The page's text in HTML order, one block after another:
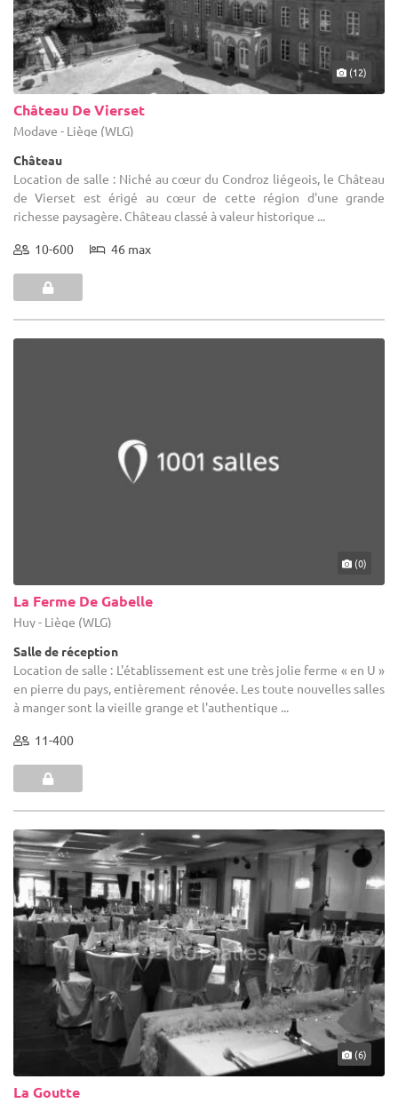
(12)
Château De Vierset
Modave - Liège (WLG)
Château
Location de salle : Niché au cœur du Condroz liégeois, le Château
de Vierset est érigé au cœur de cette région d'une grande
richesse paysagère. Château classé à valeur historique ...
10-600 46 max
(0)
La Ferme De Gabelle
Huy - Liège (WLG)
Salle de réception
Location de salle : L'établissement est une très jolie ferme « en U »
en pierre du pays, entièrement rénovée. Les toute nouvelles salles
à manger sont la vieille grange et l'authentique ...
11-400
(6)
La Goutte